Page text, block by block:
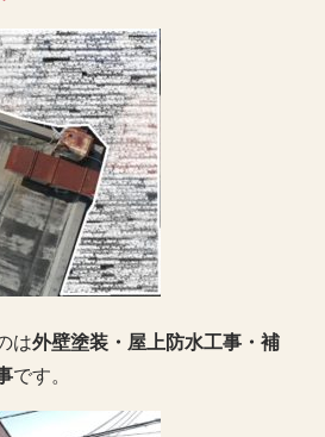
は外壁塗装・屋上防水工事・補
です。